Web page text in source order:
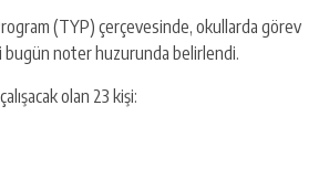
(TYP) çerçevesinde, okullarda görev
bugün noter huzurunda belirlendi.
olan 23 kişi: